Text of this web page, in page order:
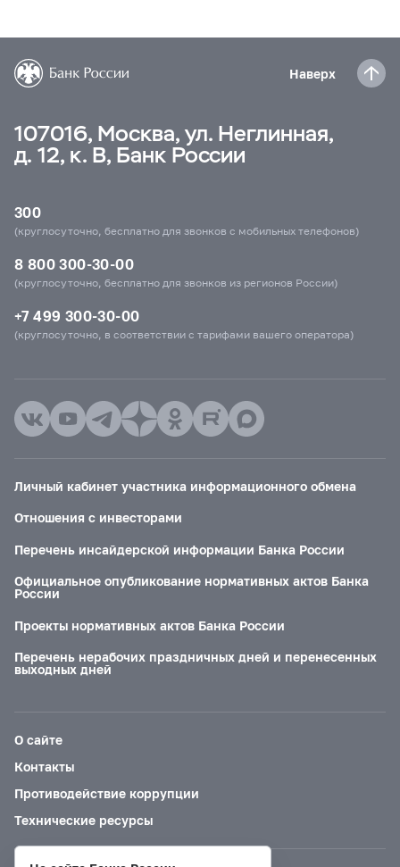
Наверх
107016, Москва, ул. Неглинная,
д. 12, к. В, Банк России
300
(круглосуточно, бесплатно для звонков с мобильных телефонов)
8 800 300-30-00
(круглосуточно, бесплатно для звонков из регионов России)
+7 499 300-30-00
(круглосуточно, в соответствии с тарифами вашего оператора)
Личный кабинет участника информационного обмена
Отношения с инвесторами
Перечень инсайдерской информации Банка России
Официальное опубликование нормативных актов Банка
России
Проекты нормативных актов Банка России
Перечень нерабочих праздничных дней и перенесенных
выходных дней
О сайте
Контакты
Противодействие коррупции
Технические ресурсы